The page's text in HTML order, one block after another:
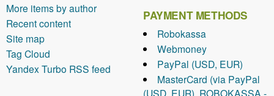
More items by author
Recent content
Site map
Tag Cloud
Yandex Turbo RSS feed
PAYMENT METHODS
Robokassa
Webmoney
PayPal (USD, EUR)
MasterCard (via PayPal
(USD, EUR), ROBOKASSA -